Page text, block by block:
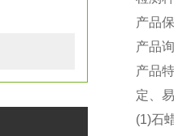
产品
产品
产品
定、
(1)石